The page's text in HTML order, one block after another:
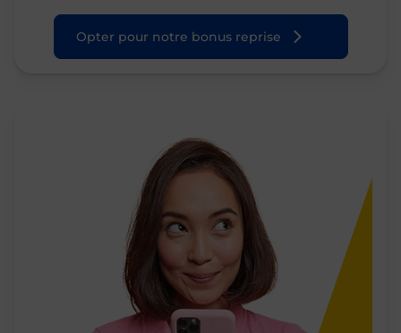
Opter pour notre bonus reprise